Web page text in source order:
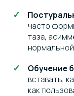
часто
таза,
Обучение
вставать,
как